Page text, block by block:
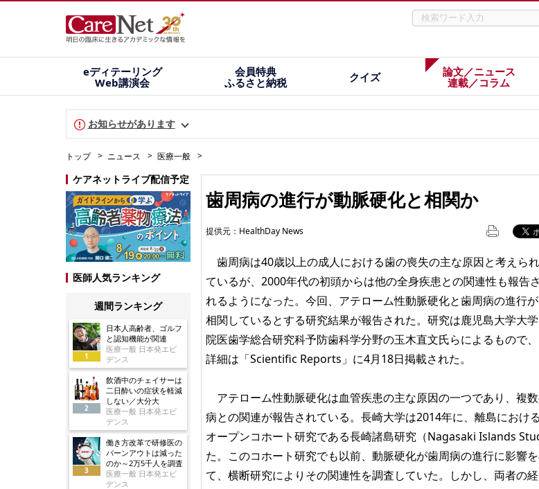
eディテーリング
Web講演会
会員特典
ふるさと納税
クイズ
論文／ニュース
連載／コラム
お知らせがあります
トップ ニュース 医療一般
ケアネットライブ配信予定
医師人気ランキング
週間ランキング
1
日本人高齢者、ゴルフ
と認知機能が関連
医療一般 日本発エビ
デンス
2
飲酒中のチェイサーは
二日酔いの症状を軽減
しない／大分大
医療一般 日本発エビ
デンス
3
働き方改革で研修医の
バーンアウトは減った
のか～2万5千人を調査
医療一般 日本発エビ
デンス
歯周病の進行が動脈硬化と相関か
提供元： HealthDay News
歯周病は40歳以上の成人における歯の喪失の主な原因と考えられ
ているが、2000年代の初頭からは他の全身疾患との関連性も報告さ
れるようになった。今回、アテローム性動脈硬化と歯周病の進行が
相関しているとする研究結果が報告された。研究は鹿児島大学大学
院医歯学総合研究科予防歯科学分野の玉木直文氏らによるもので、
詳細は「Scientific Reports」に4月18日掲載された。
アテローム性動脈硬化は血管疾患の主な原因の一つであり、複
病との関連が報告されている。長崎大学は2014年に、離島におけ
オープンコホート研究である長崎諸島研究（Nagasaki Islands
た。このコホート研究でも以前、動脈硬化が歯周病の進行に影響
て、横断研究によりその関連性を調査していた。しかし、両者の